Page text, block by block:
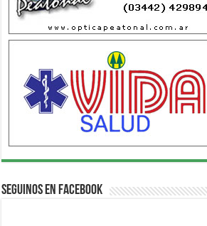
Seguinos en Facebook